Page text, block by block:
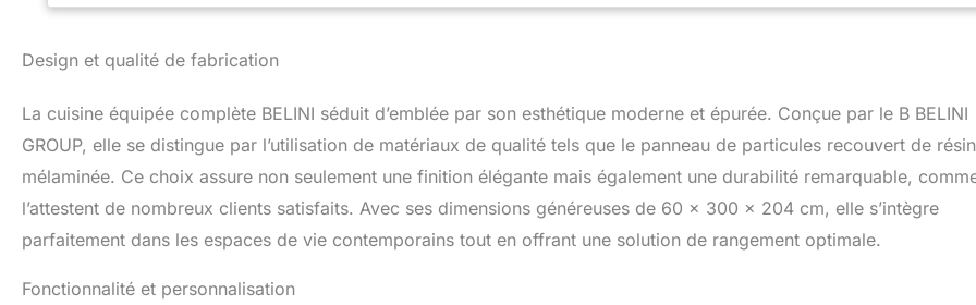
cycles pour une durabilité maximale. SYSTÈME NEXUS RANGE-COUVERTS &
SYSTÈME DE PROTECTION NEXUS PRO++ & LONGÉVITÉ – Les chants en
polymère ABS résistants protègent toutes les arêtes et surfaces contre les
rayures, les chocs et l’usure. Le système PRO+ prolonge significativement la durée
de vie des meubles de cuisine et garantit une qualité durable. SYSTÈME NEXUS
ALUMINIUM & DESIGN – Poignées haut de gamme en aluminium brossé avec
revêtement galvanique pour une grande résistance et un design moderne. Les
pieds réglables en hauteur compensent les irrégularités du sol et assurent une
Design et qualité de fabrication
La cuisine équipée complète BELINI séduit d’emblée par son esthétique moderne et épurée. Conçue par le B BELINI
GROUP, elle se distingue par l’utilisation de matériaux de qualité tels que le panneau de particules recouvert de
mélaminée. Ce choix assure non seulement une finition élégante mais également une durabilité remarquable,
l’attestent de nombreux clients satisfaits. Avec ses dimensions généreuses de 60 x 300 x 204 cm, elle s’intègre
parfaitement dans les espaces de vie contemporains tout en offrant une solution de rangement optimale.
Fonctionnalité et personnalisation